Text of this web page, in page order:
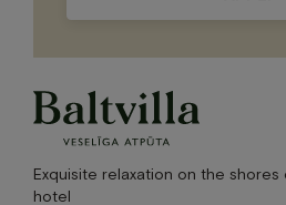
Exquisite relaxation on the
hotel